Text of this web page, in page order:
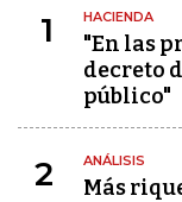
1 HACIENDA
"En las
decreto
público"
2 ANÁLISIS
Más